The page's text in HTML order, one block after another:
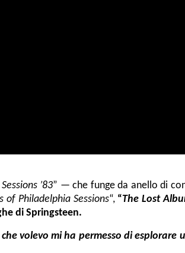
’83” — che funge da anello di
of Philadelphia Sessions“, “The Lost
di Springsteen.
volevo mi ha permesso di esplorare